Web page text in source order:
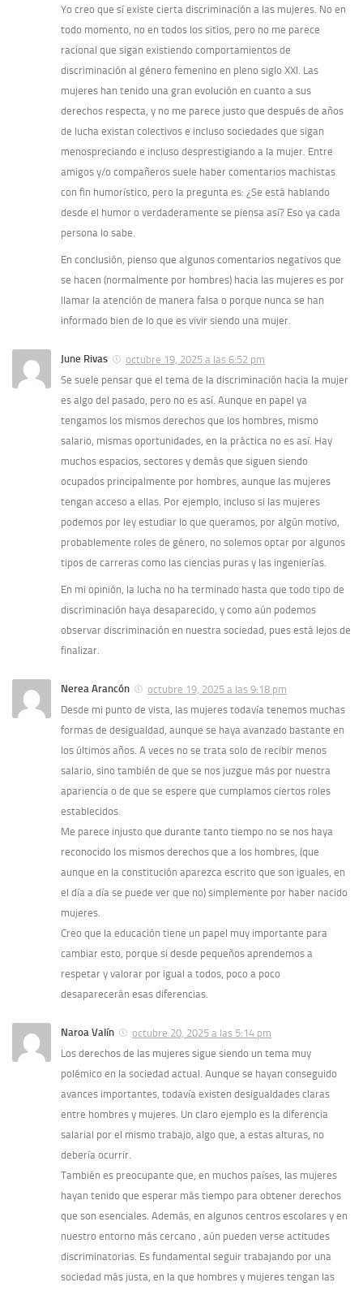
Yo creo que sí existe cierta discriminación a las mujeres. No en
todo momento, no en todos los sitios, pero no me parece
racional que sigan existiendo comportamientos de
discriminación al género femenino en pleno siglo XXI. Las
mujeres han tenido una gran evolución en cuanto a sus
derechos respecta, y no me parece justo que después de años
de lucha existan colectivos e incluso sociedades que sigan
menospreciando e incluso desprestigiando a la mujer. Entre
amigos y/o compañeros suele haber comentarios machistas
con fin humorístico, pero la pregunta es: ¿Se está hablando
desde el humor o verdaderamente se piensa así? Eso ya cada
persona lo sabe.
En conclusión, pienso que algunos comentarios negativos que
se hacen (normalmente por hombres) hacia las mujeres es por
llamar la atención de manera falsa o porque nunca se han
informado bien de lo que es vivir siendo una mujer.
June Rivas
octubre 19, 2025 a las 6:52 pm
Se suele pensar que el tema de la discriminación hacia la mujer
es algo del pasado, pero no es así. Aunque en papel ya
tengamos los mismos derechos que los hombres, mismo
salario, mismas oportunidades, en la práctica no es así. Hay
muchos espacios, sectores y demás que siguen siendo
ocupados principalmente por hombres, aunque las mujeres
tengan acceso a ellas. Por ejemplo, incluso si las mujeres
podemos por ley estudiar lo que queramos, por algún motivo,
probablemente roles de género, no solemos optar por algunos
tipos de carreras como las ciencias puras y las ingenierías.
En mi opinión, la lucha no ha terminado hasta que todo tipo de
discriminación haya desaparecido, y como aún podemos
observar discriminación en nuestra sociedad, pues está lejos de
finalizar.
Nerea Arancón
octubre 19, 2025 a las 9:18 pm
Desde mi punto de vista, las mujeres todavía tenemos muchas
formas de desigualdad, aunque se haya avanzado bastante en
los últimos años. A veces no se trata solo de recibir menos
salario, sino también de que se nos juzgue más por nuestra
apariencia o de que se espere que cumplamos ciertos roles
establecidos.
Me parece injusto que durante tanto tiempo no se nos haya
reconocido los mismos derechos que a los hombres, (que
aunque en la constitución aparezca escrito que son iguales, en
el día a día se puede ver que no) simplemente por haber nacido
mujeres.
Creo que la educación tiene un papel muy importante para
cambiar esto, porque si desde pequeños aprendemos a
respetar y valorar por igual a todos, poco a poco
desaparecerán esas diferencias.
Naroa Valín
octubre 20, 2025 a las 5:14 pm
Los derechos de las mujeres sigue siendo un tema muy
polémico en la sociedad actual. Aunque se hayan conseguido
avances importantes, todavía existen desigualdades claras
entre hombres y mujeres. Un claro ejemplo es la diferencia
salarial por el mismo trabajo, algo que, a estas alturas, no
debería ocurrir.
También es preocupante que, en muchos países, las mujeres
hayan tenido que esperar más tiempo para obtener derechos
que son esenciales. Además, en algunos centros escolares y en
nuestro entorno más cercano , aún pueden verse actitudes
discriminatorias. Es fundamental seguir trabajando por una
sociedad más justa, en la que hombres y mujeres tengan las